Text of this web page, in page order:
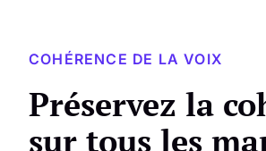
COHÉRENCE DE LA VOIX
Préservez la
sur tous les